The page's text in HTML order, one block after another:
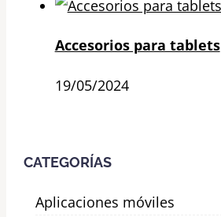
Accesorios para tablets
19/05/2024
CATEGORÍAS
Aplicaciones móviles